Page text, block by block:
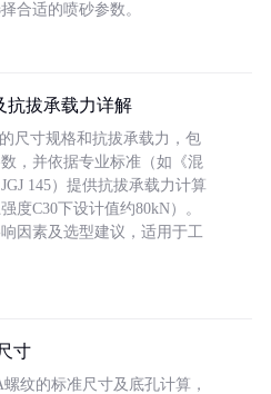
合适的喷砂参数。
抗拔承载力详解
尺寸规格和抗拔承载力，包
，并依据专业标准（如《混
145）提供抗拔承载力计算
度C30下设计值约80kN）。
因素及选型建议，适用于工
寸
纹的标准尺寸及底孔计算，